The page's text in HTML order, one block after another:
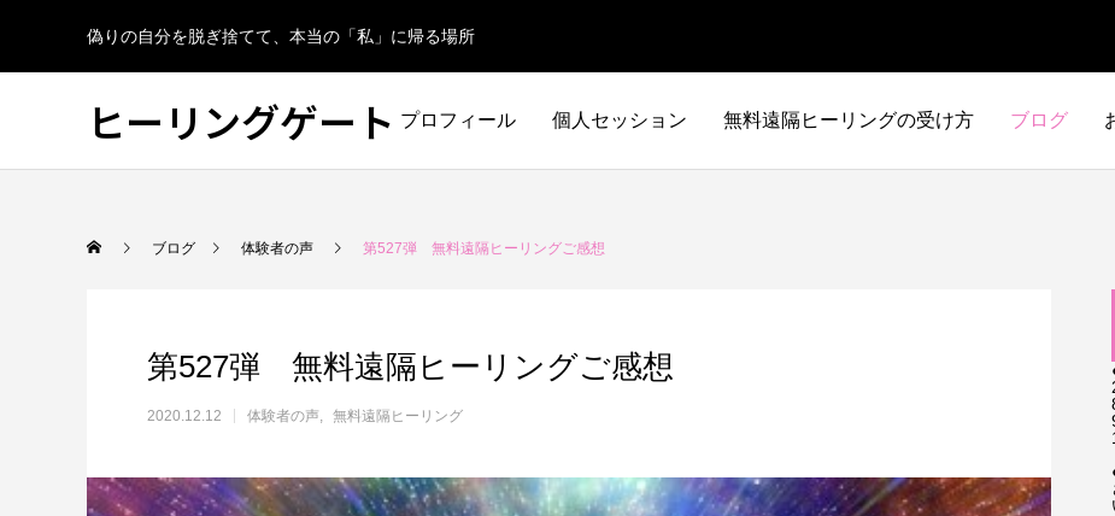
偽りの自分を脱ぎ捨てて、本当の「私」に帰る場所
ヒーリングゲート プロフィール 個人セッション 無料遠隔ヒーリングの受け方 ブログ
ブログ 体験者の声 第527弾 無料遠隔ヒーリングご感想
第527弾 無料遠隔ヒーリングご感想
2020.12.12 体験者の声 無料遠隔ヒーリング